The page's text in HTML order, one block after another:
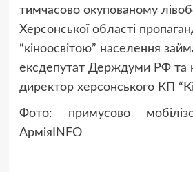
тимчасово окупованому
Херсонської області
“кіноосвітою” населення
ексдепутат Держдуми РФ та
директор херсонського КП
Фото: примусово
АрміяINFO